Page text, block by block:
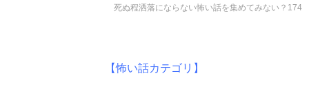
死ぬ程洒落にならない怖い話を集めてみない？174
【怖い話カテゴリ】